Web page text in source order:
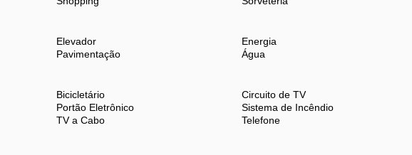
Elevador
Energia
Pavimentação Água
Bicicletário
Circuito de TV
Portão Eletrônico
Sistema de Incêndio
TV a Cabo Telefone